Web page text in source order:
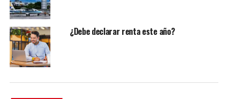
¿Debe declarar renta este año?